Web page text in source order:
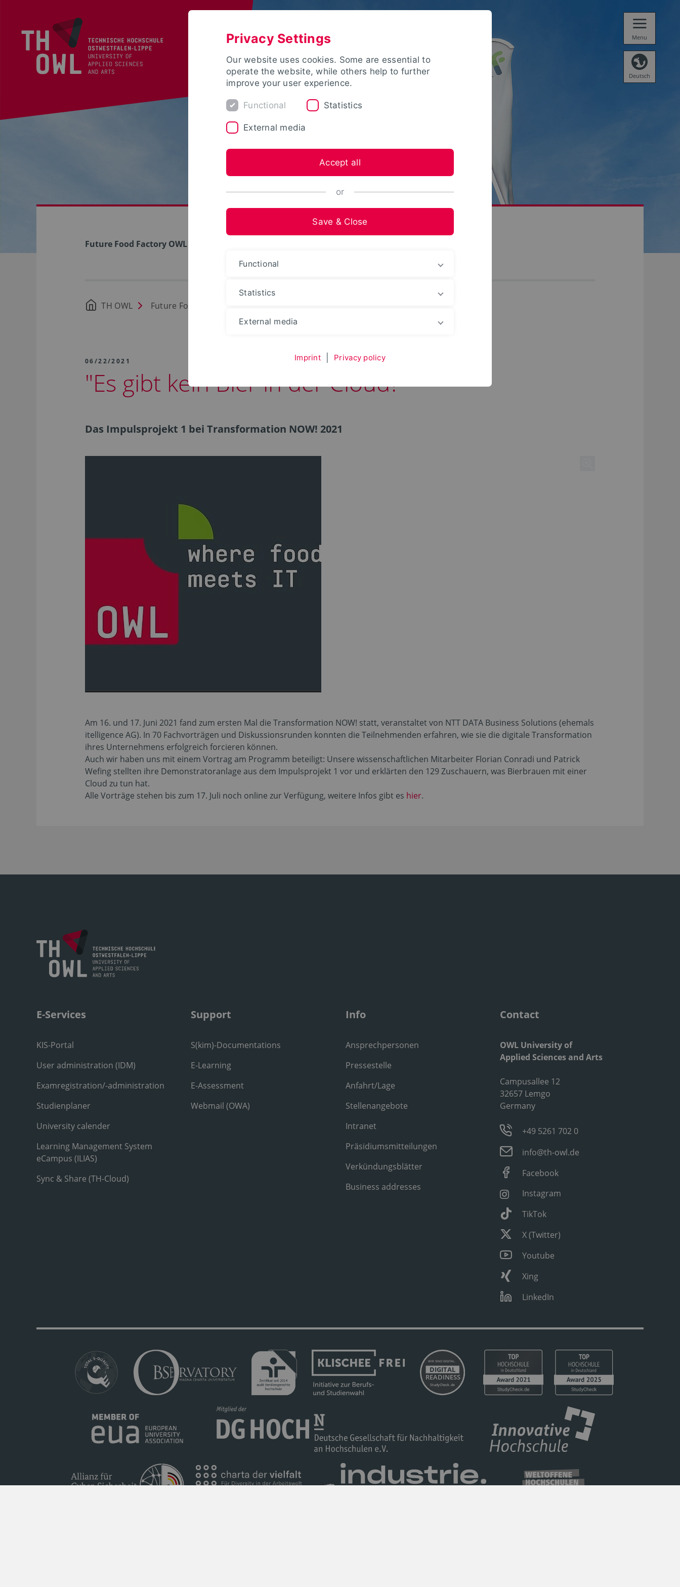
Menu
Deutsch
Future Food Factory OWL
TH OWL Future Food Factory OWL
06/22/2021
"Es gibt kein Bier in der Cloud?"
Das Impulsprojekt 1 bei Transformation NOW! 2021
Am 16. und 17. Juni 2021 fand zum ersten Mal die Transformation NOW! statt, veranstaltet von NTT DATA Business Solutions (ehemals
itelligence AG). In 70 Fachvorträgen und Diskussionsrunden konnten die Teilnehmenden erfahren, wie sie die digitale Transformation
ihres Unternehmens erfolgreich forcieren können.
Auch wir haben uns mit einem Vortrag am Programm beteiligt: Unsere wissenschaftlichen Mitarbeiter Florian Conradi und Patrick
Wefing stellten ihre Demonstratoranlage aus dem Impulsprojekt 1 vor und erklärten den 129 Zuschauern, was Bierbrauen mit einer
Cloud zu tun hat.
Alle Vorträge stehen bis zum 17. Juli noch online zur Verfügung, weitere Infos gibt es hier.
E-Services
KIS-Portal
User administration (IDM)
Examregistration/-administration
Studienplaner
University calender
Learning Management System
eCampus (ILIAS)
Sync & Share (TH-Cloud)
Support
S(kim)-Documentations
E-Learning
E-Assessment
Webmail (OWA)
Info
Ansprechpersonen
Pressestelle
Anfahrt/Lage
Stellenangebote
Intranet
Präsidiumsmitteilungen
Verkündungsblätter
Business addresses
Contact
OWL University of
Applied Sciences and Arts
Campusallee 12
32657 Lemgo
Germany
+49 5261 702 0
info@th-owl.de
Facebook
Instagram
TikTok
X (Twitter)
Youtube
Xing
LinkedIn
Privacy Settings
Our website uses cookies. Some are essential to
operate the website, while others help to further
improve your user experience.
Functional Statistics
External media
Accept all
or
Save & Close
Functional
Statistics
External media
Imprint Privacy policy